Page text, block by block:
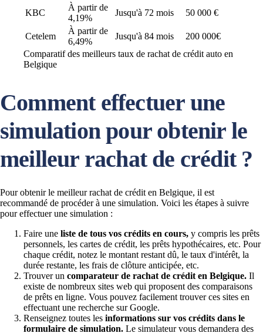
KBC
À partir de
4,19%
Jusqu'à 72 mois 50 000 €
Cetelem
À partir de
6,49%
Jusqu'à 84 mois
200 000€
Comparatif des meilleurs taux de rachat de crédit auto en
Belgique
Comment effectuer une
simulation pour obtenir le
meilleur rachat de crédit ?
Pour obtenir le meilleur rachat de crédit en Belgique, il est
recommandé de procéder à une simulation. Voici les étapes à suivre
pour effectuer une simulation :
Faire une liste de tous vos crédits en cours, y compris les prêts
personnels, les cartes de crédit, les prêts hypothécaires, etc. Pour
chaque crédit, notez le montant restant dû, le taux d'intérêt, la
durée restante, les frais de clôture anticipée, etc.
Trouver un comparateur de rachat de crédit en Belgique. Il
existe de nombreux sites web qui proposent des comparaisons
de prêts en ligne. Vous pouvez facilement trouver ces sites en
effectuant une recherche sur Google.
Renseignez toutes les informations sur vos crédits dans le
formulaire de simulation. Le simulateur vous demandera des